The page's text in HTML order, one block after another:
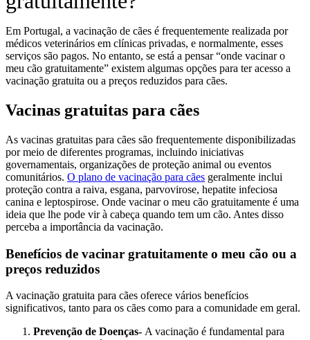
Em Portugal, a vacinação de cães é frequentemente realizada por
médicos veterinários em clínicas privadas, e normalmente, esses
serviços são pagos. No entanto, se está a pensar “onde vacinar o
meu cão gratuitamente” existem algumas opções para ter acesso a
vacinação gratuita ou a preços reduzidos para cães.
Vacinas gratuitas para cães
As vacinas gratuitas para cães são frequentemente disponibilizadas
por meio de diferentes programas, incluindo iniciativas
governamentais, organizações de proteção animal ou eventos
comunitários. O plano de vacinação para cães geralmente inclui
proteção contra a raiva, esgana, parvovirose, hepatite infeciosa
canina e leptospirose. Onde vacinar o meu cão gratuitamente é uma
ideia que lhe pode vir à cabeça quando tem um cão. Antes disso
perceba a importância da vacinação.
Benefícios de vacinar gratuitamente o meu cão ou a
preços reduzidos
A vacinação gratuita para cães oferece vários benefícios
significativos, tanto para os cães como para a comunidade em geral.
Prevenção de Doenças- A vacinação é fundamental para